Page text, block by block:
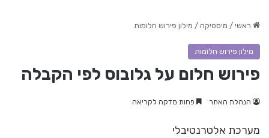
ראשי / מיסטיקה / מילון פירוש חלומות
מילון פירוש חלומות
פירוש חלום על גלובוס לפי הקבלה
הנהלת האתר פחות מדקה לקריאה
מערכת אלטרנטיבלי